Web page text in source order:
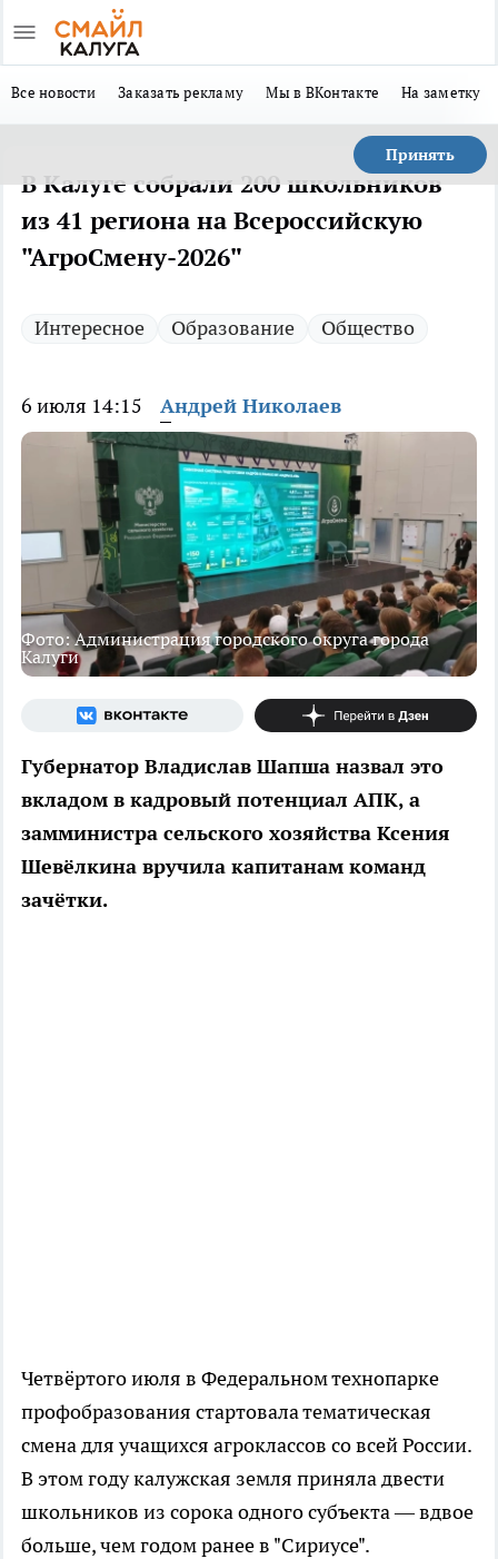
Все новости Заказать рекламу Мы в ВКонтакте На заметку
Принять
В Калуге собрали 200 школьников
из 41 региона на Всероссийскую
"АгроСмену-2026"
Интересное Образование Общество
6 июля 14:15 Андрей Николаев
Фото: Администрация городского округа города
Калуги
Губернатор Владислав Шапша назвал это
вкладом в кадровый потенциал АПК, а
замминистра сельского хозяйства Ксения
Шевёлкина вручила капитанам команд
зачётки.
Четвёртого июля в Федеральном технопарке
профобразования стартовала тематическая
смена для учащихся агроклассов со всей России.
В этом году калужская земля приняла двести
школьников из сорока одного субъекта — вдвое
больше, чем годом ранее в "Сириусе".